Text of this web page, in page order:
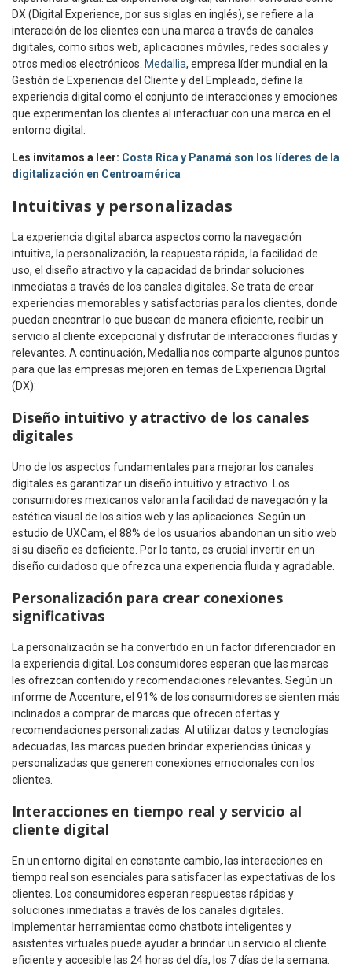
DX (Digital Experience, por sus siglas en inglés), se refiere a la
interacción de los clientes con una marca a través de canales
digitales, como sitios web, aplicaciones móviles, redes sociales y
otros medios electrónicos. Medallia, empresa líder mundial en la
Gestión de Experiencia del Cliente y del Empleado, define la
experiencia digital como el conjunto de interacciones y emociones
que experimentan los clientes al interactuar con una marca en el
entorno digital.
Les invitamos a leer: Costa Rica y Panamá son los líderes de la
digitalización en Centroamérica
Intuitivas y personalizadas
La experiencia digital abarca aspectos como la navegación
intuitiva, la personalización, la respuesta rápida, la facilidad de
uso, el diseño atractivo y la capacidad de brindar soluciones
inmediatas a través de los canales digitales. Se trata de crear
experiencias memorables y satisfactorias para los clientes, donde
puedan encontrar lo que buscan de manera eficiente, recibir un
servicio al cliente excepcional y disfrutar de interacciones fluidas y
relevantes. A continuación, Medallia nos comparte algunos puntos
para que las empresas mejoren en temas de Experiencia Digital
(DX):
Diseño intuitivo y atractivo de los canales
digitales
Uno de los aspectos fundamentales para mejorar los canales
digitales es garantizar un diseño intuitivo y atractivo. Los
consumidores mexicanos valoran la facilidad de navegación y la
estética visual de los sitios web y las aplicaciones. Según un
estudio de UXCam, el 88% de los usuarios abandonan un sitio web
si su diseño es deficiente. Por lo tanto, es crucial invertir en un
diseño cuidadoso que ofrezca una experiencia fluida y agradable.
Personalización para crear conexiones
significativas
La personalización se ha convertido en un factor diferenciador en
la experiencia digital. Los consumidores esperan que las marcas
les ofrezcan contenido y recomendaciones relevantes. Según un
informe de Accenture, el 91% de los consumidores se sienten más
inclinados a comprar de marcas que ofrecen ofertas y
recomendaciones personalizadas. Al utilizar datos y tecnologías
adecuadas, las marcas pueden brindar experiencias únicas y
personalizadas que generen conexiones emocionales con los
clientes.
Interacciones en tiempo real y servicio al
cliente digital
En un entorno digital en constante cambio, las interacciones en
tiempo real son esenciales para satisfacer las expectativas de los
clientes. Los consumidores esperan respuestas rápidas y
soluciones inmediatas a través de los canales digitales.
Implementar herramientas como chatbots inteligentes y
asistentes virtuales puede ayudar a brindar un servicio al cliente
eficiente y accesible las 24 horas del día, los 7 días de la semana.